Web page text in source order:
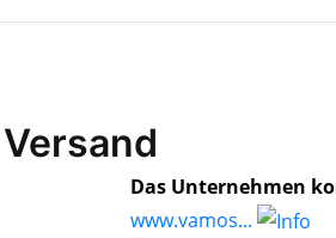
Das Unternehmen
www.vamos...